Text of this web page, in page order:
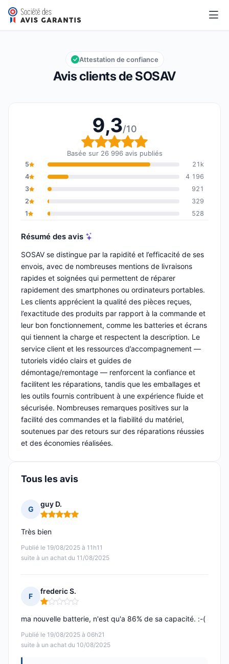
SOSAV
Note globale : 9,3 sur 10
9,3/10
Avis clients de SOSAV
Attestation de confiance
9,3/10
Note globale : 9,3 sur
Basée sur 26 996 avis publiés
5
21k
4
4 196
3
921
2
329
1
528
Résumé des avis
SOSAV se distingue par la rapidité et l’efficacité de ses
envois, avec de nombreuses mentions de livraisons
rapides et soignées qui permettent de réparer
rapidement des smartphones ou ordinateurs portables.
Les clients apprécient la qualité des pièces reçues,
l’exactitude des produits par rapport à la commande et
leur bon fonctionnement, comme les batteries et écrans
qui tiennent la charge et respectent la description. Le
service client et les ressources d’accompagnement —
tutoriels vidéo clairs et guides de
démontage/remontage — renforcent la confiance et
facilitent les réparations, tandis que les emballages et
les outils fournis contribuent à une expérience fluide et
sécurisée. Nombreuses remarques positives sur la
facilité des commandes et la fiabilité du matériel,
soutenues par des retours sur des réparations réussies
et des économies réalisées.
Tous les avis
G
guy D.
Note : 5 sur 5
Publié le 19/08/2025 à 11h11
suite à un achat du 11/08/2025
Très bien
F
frederic S.
Note : 1 sur 5
Publié le 19/08/2025 à 06h21
suite à un achat du 10/08/2025
ma nouvelle batterie, n'est qu'a 86% de sa capacité. :-(